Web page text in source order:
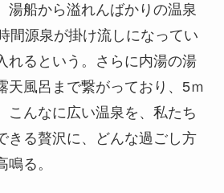
湯船から溢れんばかりの温泉
間源泉が掛け流しになってい
れるという。さらに内湯の湯
天風呂まで繋がっており、5ｍ
こんなに広い温泉を、私たち
きる贅沢に、どんな過ごし方
る。